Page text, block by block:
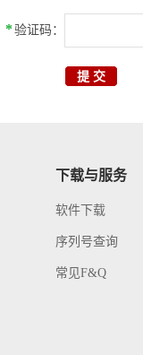
* 验证码：
下载与服务
软件下载
序列号查询
常见F&Q